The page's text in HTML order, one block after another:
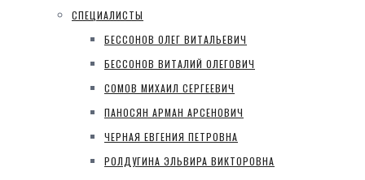
СПЕЦИАЛИСТЫ
БЕССОНОВ ОЛЕГ ВИТАЛЬЕВИЧ
БЕССОНОВ ВИТАЛИЙ ОЛЕГОВИЧ
СОМОВ МИХАИЛ СЕРГЕЕВИЧ
ПАНОСЯН АРМАН АРСЕНОВИЧ
ЧЕРНАЯ ЕВГЕНИЯ ПЕТРОВНА
РОЛДУГИНА ЭЛЬВИРА ВИКТОРОВНА